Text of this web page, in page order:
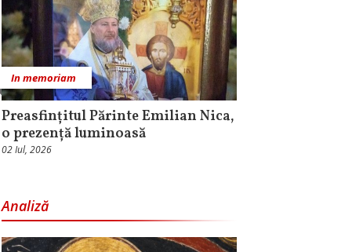
In memoriam
Preasfințitul Părinte Emilian Nica,
o prezență luminoasă
02 Iul, 2026
Analiză